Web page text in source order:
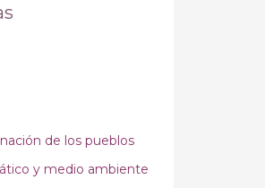
de los pueblos
y medio ambiente